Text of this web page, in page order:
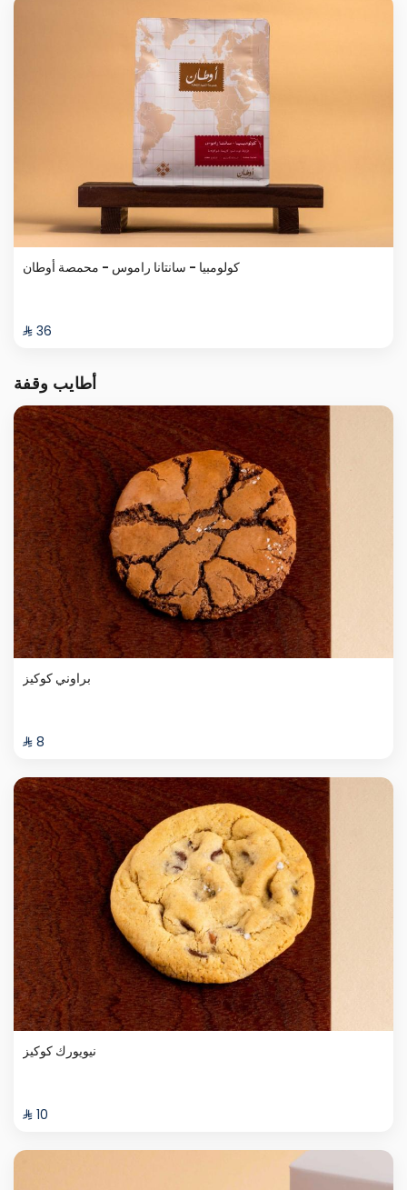
كولومبيا - سانتانا راموس - محمصة أوطان
⁨⁦‪‬ 36⁩
أطايب وقفة
براوني كوكيز
⁨⁦‪‬ 8⁩
نيويورك كوكيز
⁨⁦‪‬ 10⁩